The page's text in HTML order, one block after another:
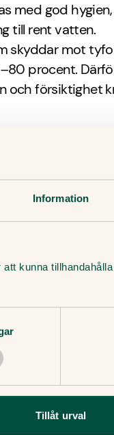
Information
kunna
Tillåt urval
med god
till rent vatten.
skyddar mot
procent.
och försiktighet
mot
så att
Det ena
kapsel.
är en levande
kan ge
sig
om du